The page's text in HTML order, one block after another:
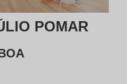
POMAR